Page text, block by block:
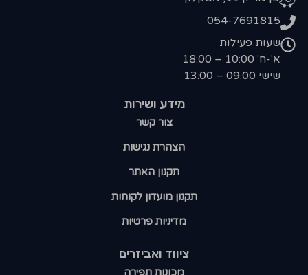
ציווד ואביזרים
מכונות תפירה
מידע ושירות
צור קשר
הצהרת נגישות
תקנון האתר
תקנון מועדון לקוחות
מדיניות פרטיות
054-7691815
שעות פעילות
א'-ה' 10:00 – 18:00
שישי 09:00 – 13:00